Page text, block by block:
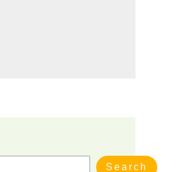
Search